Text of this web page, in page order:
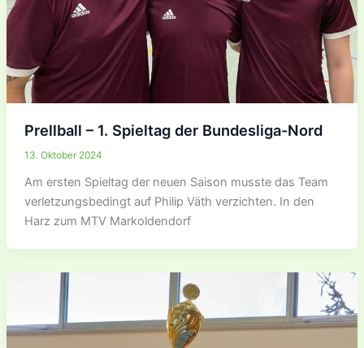
Prellball – 1. Spieltag der Bundesliga-Nord
13. Oktober 2024
Am ersten Spieltag der neuen Saison musste das Team
verletzungsbedingt auf Philip Väth verzichten. In den
Harz zum MTV Markoldendorf